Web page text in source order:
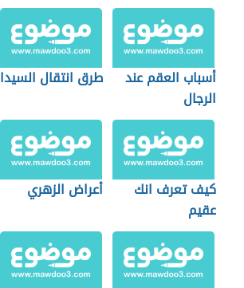
أسباب العقم عند
الرجال
طرق انتقال السيدا
كيف تعرف انك
عقيم
أعراض الزهري